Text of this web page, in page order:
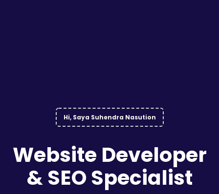
Hi, Saya Suhendra Nasution
Website Developer
& SEO Specialist